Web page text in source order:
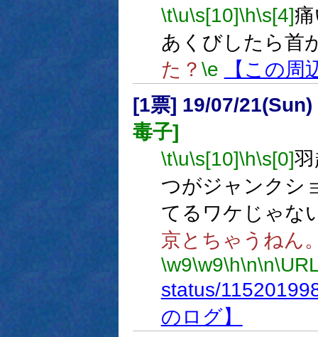
\t\u\s[10]\h\s[4]
あくびしたら首
た？ \e
【この周
[1票] 19/07/
毒子]
\t\u\s[10]\h\s[0]
つがジャンクシ
てるワケじゃな
京とちゃうねん
\w9\w9\h\n\n
status/
のログ】